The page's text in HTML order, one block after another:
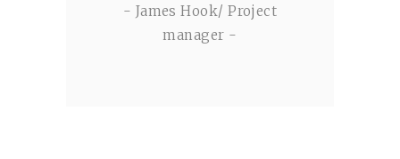
- James Hook/ Project
manager -